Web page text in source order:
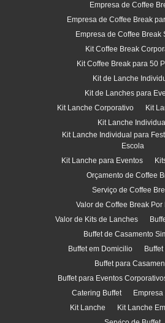
Empresa de Coffee
Empresa de Coffee Break
Empresa de Coffee Break
Kit Coffee Break
Kit Coffee Break para 50
Kit de Lanche
Kit de Lanches para
Kit Lanche Corporativo
Kit
Kit Lanche Individual
Kit Lanche Individual para
Escola
Kit Lanche para Eventos
Orçamento de Coffee
Serviço de Coffee
Valor de Coffee Break Por
Valor de Kits de Lanches
Buffet de Casamento
Buffet em Domicilio
Buffet para
Buffet para Eventos
Catering Buffet
Kit Lanche
Kit Lanche